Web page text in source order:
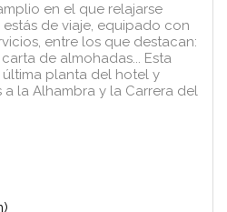
en el que relajarse
de viaje, equipado con
entre los que destacan:
de almohadas... Esta
planta del hotel y
la Alhambra y la Carrera del